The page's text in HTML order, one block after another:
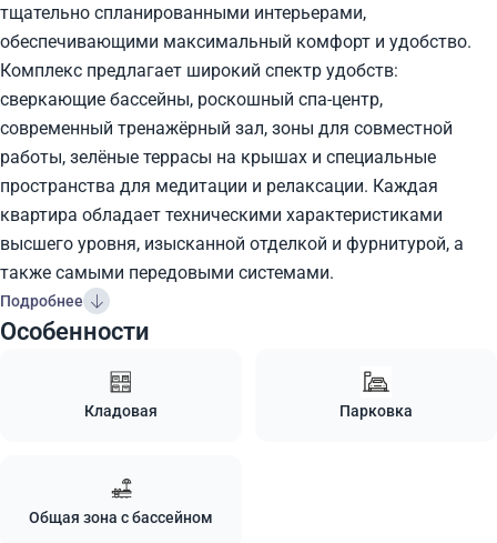
тщательно спланированными интерьерами,
обеспечивающими максимальный комфорт и удобство.
Комплекс предлагает широкий спектр удобств:
сверкающие бассейны, роскошный спа-центр,
современный тренажёрный зал, зоны для совместной
работы, зелёные террасы на крышах и специальные
пространства для медитации и релаксации. Каждая
квартира обладает техническими характеристиками
высшего уровня, изысканной отделкой и фурнитурой, а
также самыми передовыми системами.
Подробнее
Особенности
Кладовая Парковка
Общая зона с бассейном